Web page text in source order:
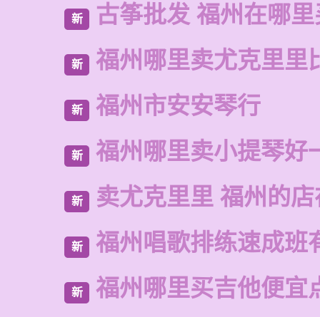
新 古筝批发 福州在哪
新 福州哪里卖尤克里里
新 福州市安安琴行
新 福州哪里卖小提琴好
新 卖尤克里里 福州的
新 福州唱歌排练速成班
新 福州哪里买吉他便宜